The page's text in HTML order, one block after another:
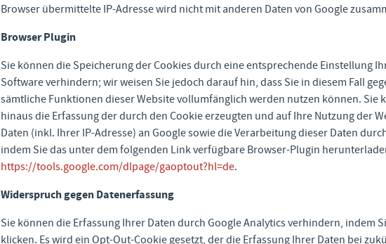
Browser übermittelte IP-Adresse wird nicht mit anderen Daten von Google
Browser Plugin
Sie können die Speicherung der Cookies durch eine entsprechende Einstellung
Software verhindern; wir weisen Sie jedoch darauf hin, dass Sie in diesem Fall
sämtliche Funktionen dieser Website vollumfänglich werden nutzen können. Sie
hinaus die Erfassung der durch den Cookie erzeugten und auf Ihre Nutzung der
Daten (inkl. Ihrer IP-Adresse) an Google sowie die Verarbeitung dieser Daten
indem Sie das unter dem folgenden Link verfügbare Browser-Plugin
https://tools.google.com/dlpage/gaoptout?hl=de.
Widerspruch gegen Datenerfassung
Sie können die Erfassung Ihrer Daten durch Google Analytics verhindern, indem
klicken. Es wird ein Opt-Out-Cookie gesetzt, der die Erfassung Ihrer Daten bei